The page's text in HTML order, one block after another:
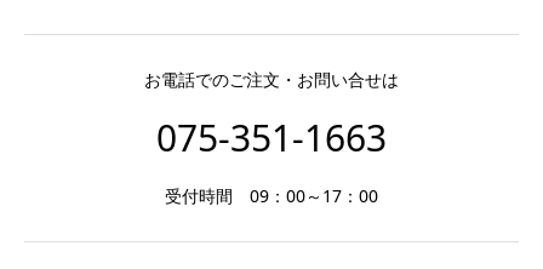
お電話でのご注文・お問い合せは
075-351-1663
受付時間 09：00～17：00